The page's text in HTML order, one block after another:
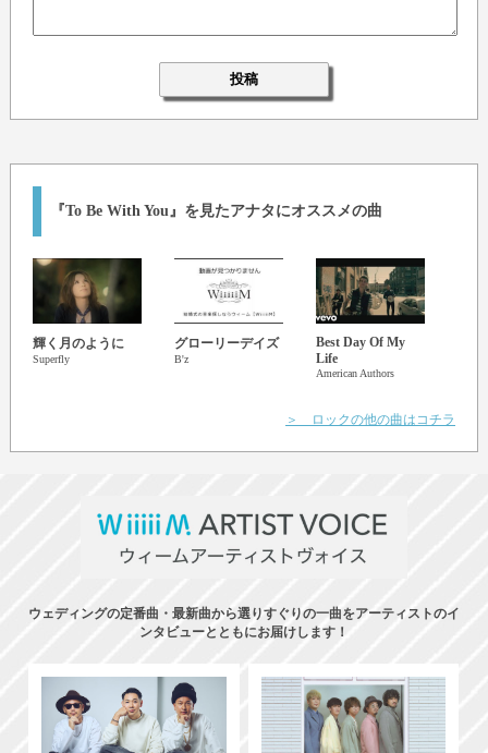
『To Be With You』を見たアナタにオススメの曲
輝く月のように
Superfly
グローリーデイズ
B'z
Best Day Of My
Life
American Authors
＞ ロックの他の曲はコチラ
ウェディングの定番曲・最新曲から選りすぐりの一曲をアーティストのイ
ンタビューとともにお届けします！